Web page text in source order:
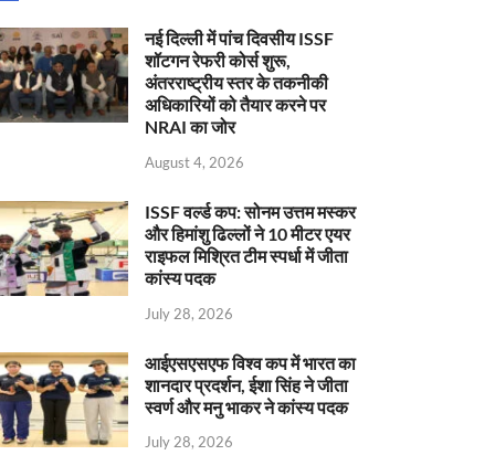
नई दिल्ली में पांच दिवसीय ISSF
शॉटगन रेफरी कोर्स शुरू,
अंतरराष्ट्रीय स्तर के तकनीकी
अधिकारियों को तैयार करने पर
NRAI का जोर
August 4, 2026
ISSF वर्ल्ड कप: सोनम उत्तम मस्कर
और हिमांशु ढिल्लों ने 10 मीटर एयर
राइफल मिश्रित टीम स्पर्धा में जीता
कांस्य पदक
July 28, 2026
आईएसएसएफ विश्व कप में भारत का
शानदार प्रदर्शन, ईशा सिंह ने जीता
स्वर्ण और मनु भाकर ने कांस्य पदक
July 28, 2026